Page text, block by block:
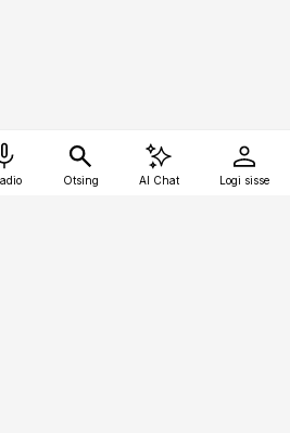
Otsing AI Chat Logi sisse